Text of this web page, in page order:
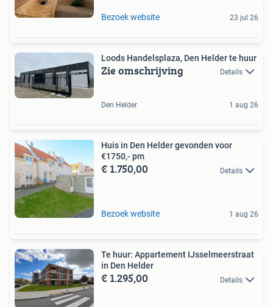
Bezoek website 23 jul 26
Loods Handelsplaza, Den Helder te huur
Zie omschrijving Details
Den Helder 1 aug 26
Huis in Den Helder gevonden voor
€1750,- pm
€ 1.750,00 Details
Bezoek website 1 aug 26
Te huur: Appartement IJsselmeerstraat
in Den Helder
€ 1.295,00 Details